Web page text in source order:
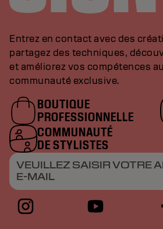
Entrez en contact avec des
partagez des techniques,
et améliorez vos compétences
communauté exclusive.
BOUTIQUE
PROFESSIONNELLE
COMMUNAUTÉ
DE STYLISTES
VEUILLEZ SAISIR VOTRE
E-MAIL